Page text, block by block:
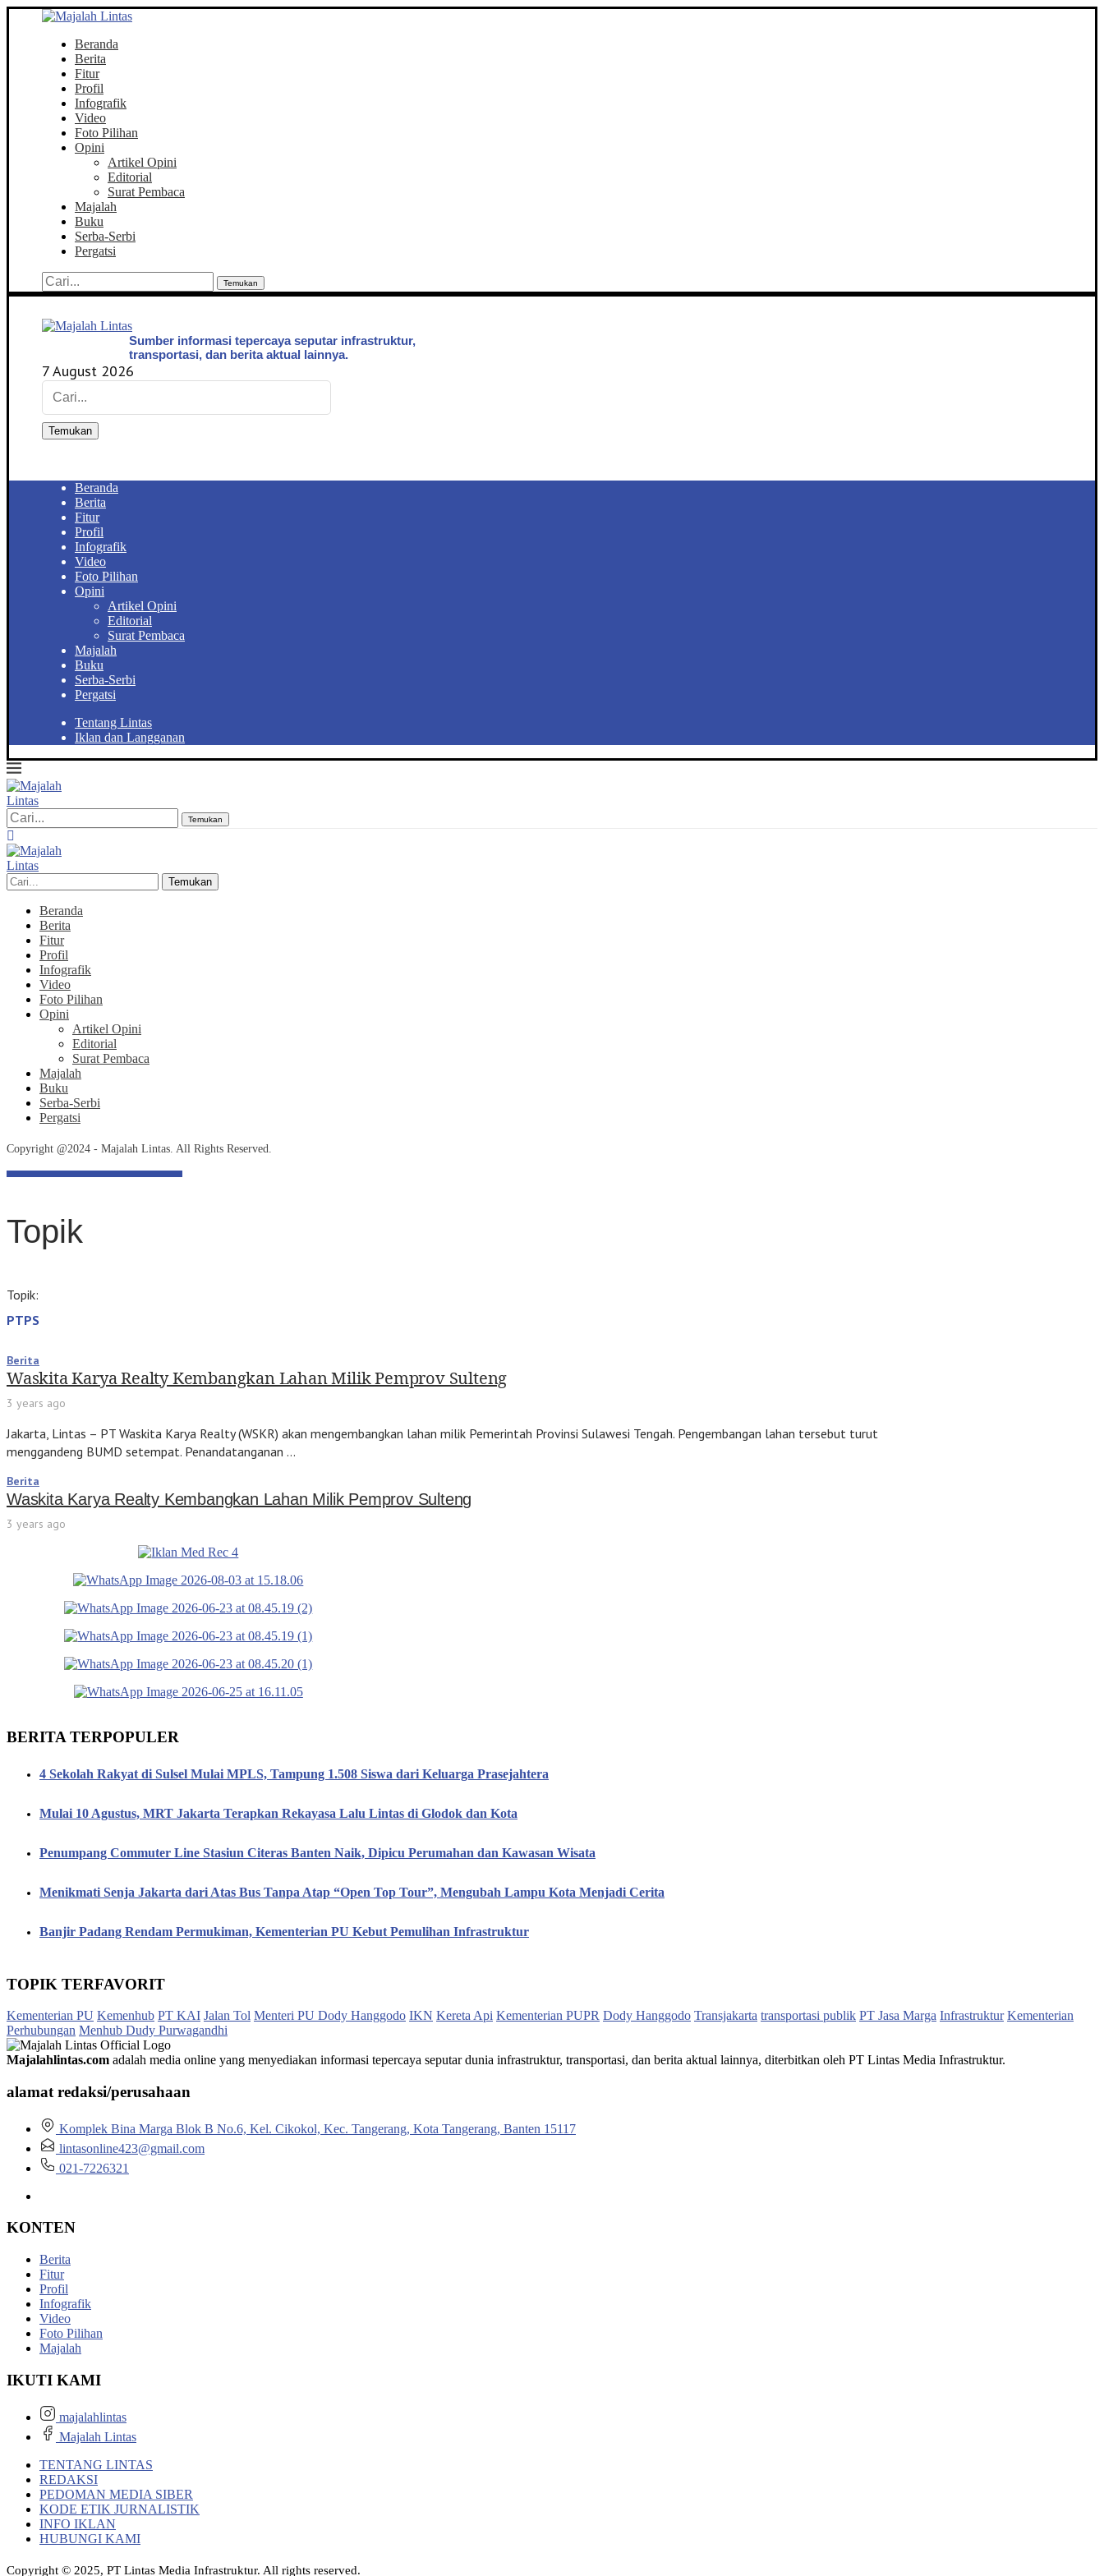
Beranda
Berita
Fitur
Profil
Infografik
Video
Foto Pilihan
Opini
Artikel Opini
Editorial
Surat Pembaca
Majalah
Buku
Serba-Serbi
Pergatsi
Temukan
Sumber informasi tepercaya seputar infrastruktur,
transportasi, dan berita aktual lainnya.
7 August 2026
Temukan
Beranda
Berita
Fitur
Profil
Infografik
Video
Foto Pilihan
Opini
Artikel Opini
Editorial
Surat Pembaca
Majalah
Buku
Serba-Serbi
Pergatsi
Tentang Lintas
Iklan dan Langganan
Temukan
Temukan
Beranda
Berita
Fitur
Profil
Infografik
Video
Foto Pilihan
Opini
Artikel Opini
Editorial
Surat Pembaca
Majalah
Buku
Serba-Serbi
Pergatsi
Copyright @2024 - Majalah Lintas. All Rights Reserved.
Topik
Topik:
PTPS
Berita
Waskita Karya Realty Kembangkan Lahan Milik Pemprov Sulteng
3 years ago
Jakarta, Lintas – PT Waskita Karya Realty (WSKR) akan mengembangkan lahan milik Pemerintah Provinsi Sulawesi Tengah. Pengembangan lahan tersebut turut
menggandeng BUMD setempat. Penandatanganan …
Berita
Waskita Karya Realty Kembangkan Lahan Milik Pemprov Sulteng
3 years ago
BERITA TERPOPULER
4 Sekolah Rakyat di Sulsel Mulai MPLS, Tampung 1.508 Siswa dari Keluarga Prasejahtera
Mulai 10 Agustus, MRT Jakarta Terapkan Rekayasa Lalu Lintas di Glodok dan Kota
Penumpang Commuter Line Stasiun Citeras Banten Naik, Dipicu Perumahan dan Kawasan Wisata
Menikmati Senja Jakarta dari Atas Bus Tanpa Atap “Open Top Tour”, Mengubah Lampu Kota Menjadi Cerita
Banjir Padang Rendam Permukiman, Kementerian PU Kebut Pemulihan Infrastruktur
TOPIK TERFAVORIT
Kementerian PU Kemenhub PT KAI Jalan Tol Menteri PU Dody Hanggodo IKN Kereta Api Kementerian PUPR Dody Hanggodo Transjakarta transportasi publik PT Jasa Marga Infrastruktur Kementerian
Perhubungan Menhub Dudy Purwagandhi
Majalahlintas.com adalah media online yang menyediakan informasi tepercaya seputar dunia infrastruktur, transportasi, dan berita aktual lainnya, diterbitkan oleh PT Lintas Media Infrastruktur.
alamat redaksi/perusahaan
Komplek Bina Marga Blok B No.6, Kel. Cikokol, Kec. Tangerang, Kota Tangerang, Banten 15117
lintasonline423@gmail.com
021-7226321
KONTEN
Berita
Fitur
Profil
Infografik
Video
Foto Pilihan
Majalah
IKUTI KAMI
majalahlintas
Majalah Lintas
TENTANG LINTAS
REDAKSI
PEDOMAN MEDIA SIBER
KODE ETIK JURNALISTIK
INFO IKLAN
HUBUNGI KAMI
Copyright © 2025, PT Lintas Media Infrastruktur. All rights reserved.